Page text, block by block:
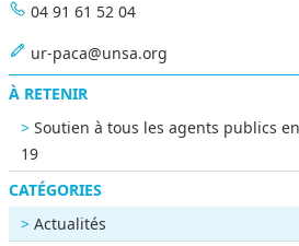
04 91 61 52 04
ur-paca@unsa.org
À RETENIR
Soutien à tous les agents publics
19
CATÉGORIES
Actualités